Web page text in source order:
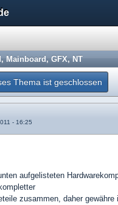
Mainboard, GFX, NT
Thema ist geschlossen
- 16:25
aufgelisteten
zusammen, daher gewähre